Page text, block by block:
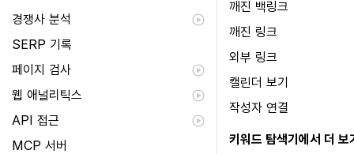
경쟁사 분석
SERP 기록
페이지 검사
웹 애널리틱스
API 접근
MCP 서버
깨진 백링크
깨진 링크
외부 링크
캘린더 보기
작성자 연결
키워드 탐색기에서 더 보